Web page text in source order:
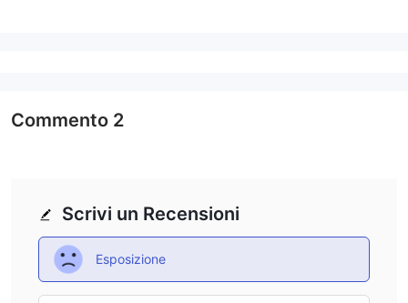
Scrivi un Recensioni
Esposizione
Commento 2